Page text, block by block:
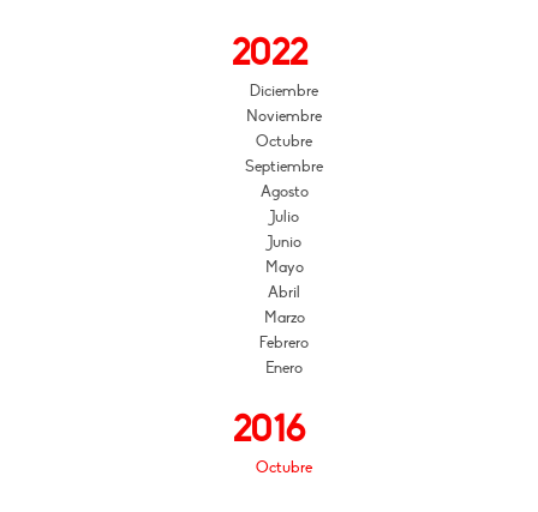
2022
Diciembre
Noviembre
Octubre
Septiembre
Agosto
Julio
Junio
Mayo
Abril
Marzo
Febrero
Enero
2016
Octubre